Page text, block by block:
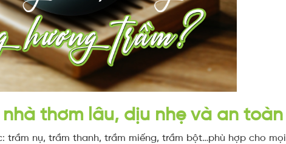
thơm lâu, dịu nhẹ và an toàn
trầm nụ, trầm thanh, trầm miếng, trầm bột…phù hợp cho mọi